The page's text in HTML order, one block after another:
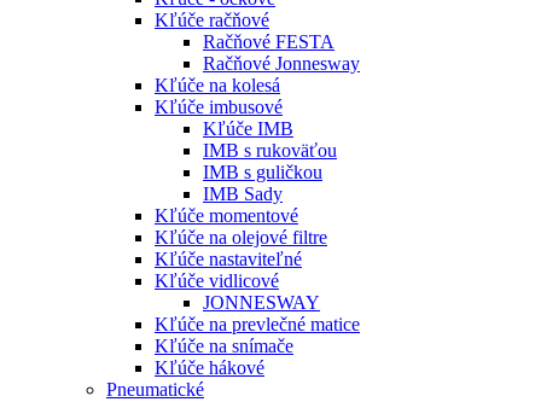
Kľúče račňové
Račňové FESTA
Račňové Jonnesway
Kľúče na kolesá
Kľúče imbusové
Kľúče IMB
IMB s rukoväťou
IMB s guličkou
IMB Sady
Kľúče momentové
Kľúče na olejové filtre
Kľúče nastaviteľné
Kľúče vidlicové
JONNESWAY
Kľúče na prevlečné matice
Kľúče na snímače
Kľúče hákové
Pneumatické